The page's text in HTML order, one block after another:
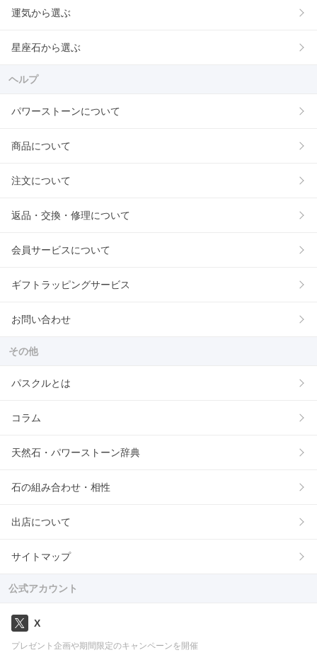
運気から選ぶ
星座石から選ぶ
ヘルプ
パワーストーンについて
商品について
注文について
返品・交換・修理について
会員サービスについて
ギフトラッピングサービス
お問い合わせ
その他
パスクルとは
コラム
天然石・パワーストーン辞典
石の組み合わせ・相性
出店について
サイトマップ
公式アカウント
X
プレゼント企画や期間限定のキャンペーンを開催